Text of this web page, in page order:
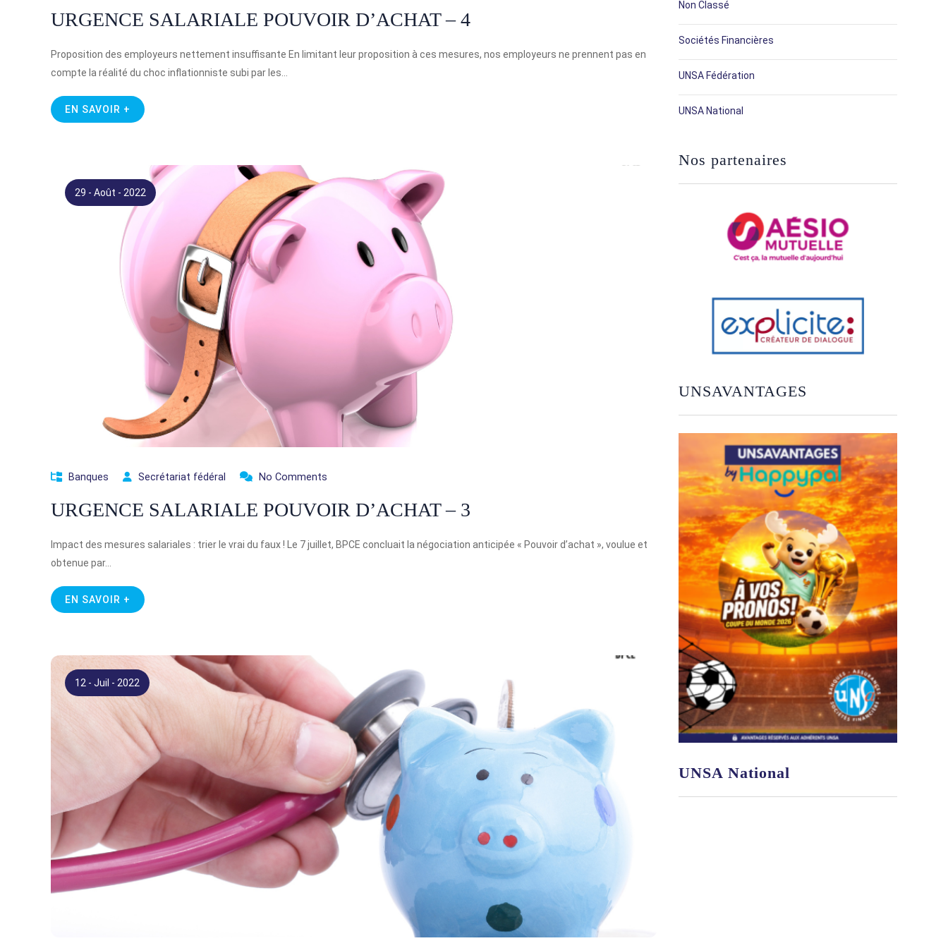
URGENCE SALARIALE POUVOIR D’ACHAT – 4
Proposition des employeurs nettement insuffisante En limitant leur proposition à ces mesures, nos employeurs ne prennent pas en
compte la réalité du choc inflationniste subi par les…
EN SAVOIR +
29 - Août - 2022
Banques Secrétariat fédéral No Comments
URGENCE SALARIALE POUVOIR D’ACHAT – 3
Impact des mesures salariales : trier le vrai du faux ! Le 7 juillet, BPCE concluait la négociation anticipée « Pouvoir d’achat », voulue et
obtenue par…
EN SAVOIR +
12 - Juil - 2022
Non Classé
Sociétés Financières
UNSA Fédération
UNSA National
Nos partenaires
UNSAVANTAGES
UNSA National